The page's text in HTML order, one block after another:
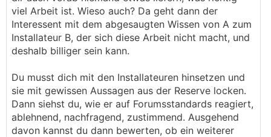
viel Arbeit ist. Wieso auch? Da geht dann der
Interessent mit dem abgesaugten Wissen von A zum
Installateur B, der sich diese Arbeit nicht macht, und
deshalb billiger sein kann.
Du musst dich mit den Installateuren hinsetzen und
sie mit gewissen Aussagen aus der Reserve locken.
Dann siehst du, wie er auf Forumsstandards reagiert,
ablehnend, nachfragend, zustimmend. Ausgehend
davon kannst du dann bewerten, ob ein weiterer